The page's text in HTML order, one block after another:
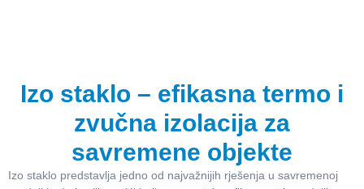
Izo staklo – efikasna termo i
zvučna izolacija za
savremene objekte
Izo staklo predstavlja jedno od najvažnijih rješenja u savremenoj